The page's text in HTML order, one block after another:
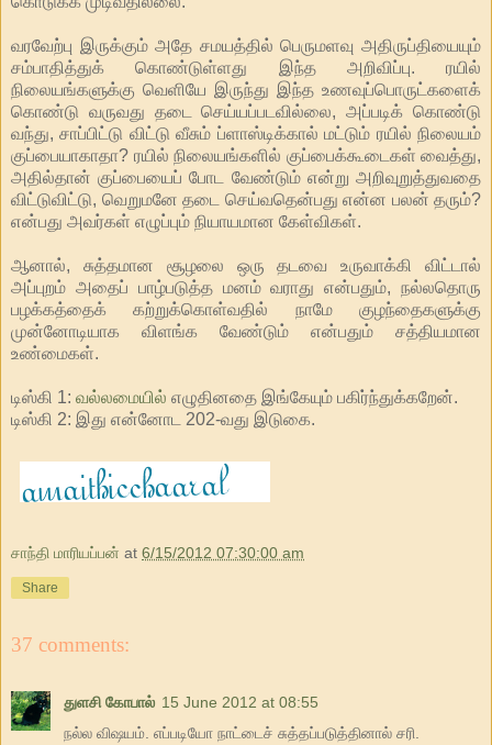
வரவேற்பு இருக்கும் அதே சமயத்தில் பெருமளவு அதிருப்தியையும்
சம்பாதித்துக் கொண்டுள்ளது இந்த அறிவிப்பு. ரயில்
நிலையங்களுக்கு வெளியே இருந்து இந்த உணவுப்பொருட்களைக்
கொண்டு வருவது தடை செய்யப்படவில்லை, அப்படிக் கொண்டு
வந்து, சாப்பிட்டு விட்டு வீசும் ப்ளாஸ்டிக்கால் மட்டும் ரயில் நிலையம்
குப்பையாகாதா? ரயில் நிலையங்களில் குப்பைக்கூடைகள் வைத்து,
அதில்தான் குப்பையைப் போட வேண்டும் என்று அறிவுறுத்துவதை
விட்டுவிட்டு, வெறுமனே தடை செய்வதென்பது என்ன பலன் தரும்?
என்பது அவர்கள் எழுப்பும் நியாயமான கேள்விகள்.
ஆனால், சுத்தமான சூழலை ஒரு தடவை உருவாக்கி விட்டால்
அப்புறம் அதைப் பாழ்படுத்த மனம் வராது என்பதும், நல்லதொரு
பழக்கத்தைக் கற்றுக்கொள்வதில் நாமே குழந்தைகளுக்கு
முன்னோடியாக விளங்க வேண்டும் என்பதும் சத்தியமான
உண்மைகள்.
டிஸ்கி 1: வல்லமையில் எழுதினதை இங்கேயும் பகிர்ந்துக்கறேன்.
டிஸ்கி 2: இது என்னோட 202-வது இடுகை.
சாந்தி மாரியப்பன் at 6/15/2012 07:30:00 am
Share
37 comments:
துளசி கோபால் 15 June 2012 at 08:55
நல்ல விஷயம். எப்படியோ நாட்டைச் சுத்தப்படுத்தினால் சரி.